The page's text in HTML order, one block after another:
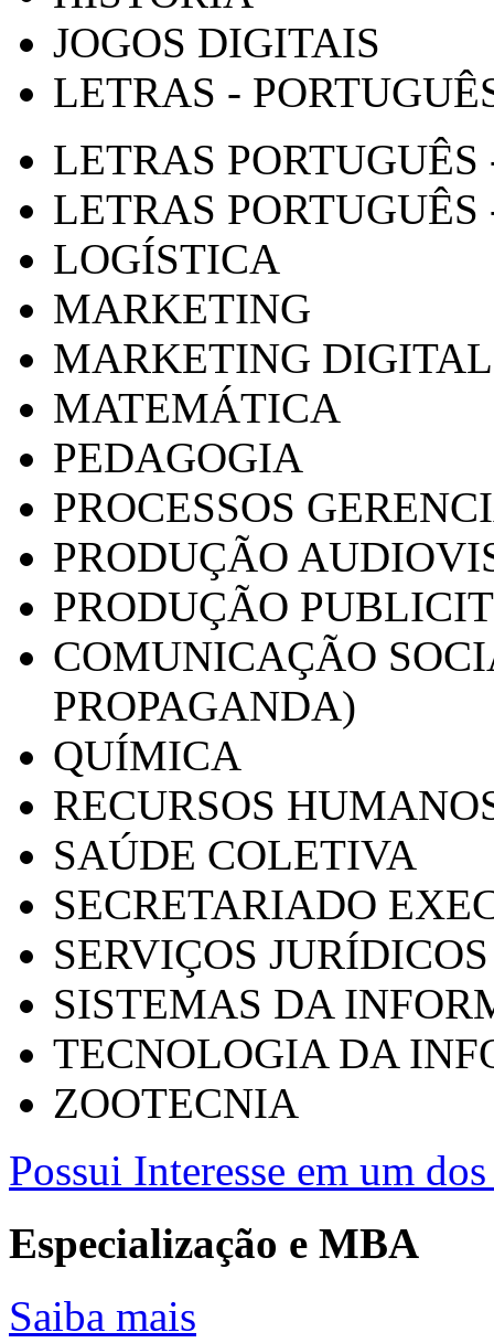
JOGOS DIGITAIS
LETRAS -
LETRAS
LETRAS PORTUGUÊS
LOGÍSTICA
MARKETING
MARKETING DIGITAL
MATEMÁTICA
PEDAGOGIA
PROCESSOS
PRODUÇÃO
PRODUÇÃO
COMUNICAÇÃO
PROPAGANDA)
QUÍMICA
RECURSOS
SAÚDE COLETIVA
SECRETARIADO
SERVIÇOS
SISTEMAS DA
TECNOLOGIA DA
ZOOTECNIA
Possui Interesse em um
Especialização e MBA
Saiba mais